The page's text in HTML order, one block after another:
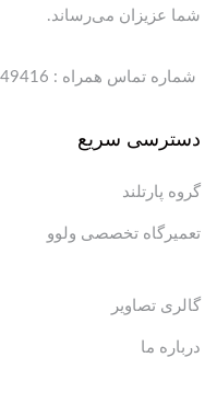
شما عزیزان می‌رساند.
شماره تماس همراه : 09198249416 - 09126361710
دسترسی سریع
گروه پارتلند
تعمیرگاه تخصصی ولوو
گالری تصاویر
درباره ما